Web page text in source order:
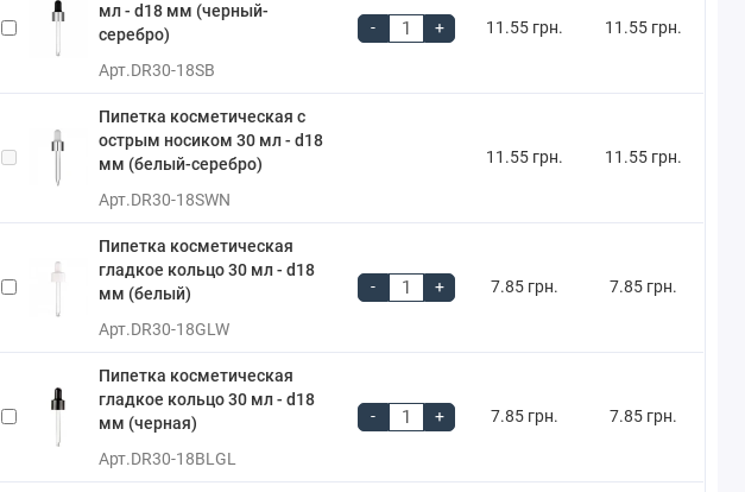
мл - d18 мм (черный-
серебро)
Арт.DR30-18SB
- + 11.55 грн. 11.55 грн.
Пипетка косметическая c
острым носиком 30 мл - d18
мм (белый-серебро)
Арт.DR30-18SWN
11.55 грн. 11.55 грн.
Пипетка косметическая
гладкое кольцо 30 мл - d18
мм (белый)
Арт.DR30-18GLW
- + 7.85 грн. 7.85 грн.
Пипетка косметическая
гладкое кольцо 30 мл - d18
мм (черная)
Арт.DR30-18BLGL
- + 7.85 грн. 7.85 грн.